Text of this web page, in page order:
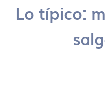
Lo típico: